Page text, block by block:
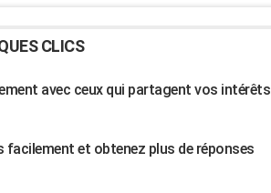
CLICS
avec ceux qui partagent vos intérêts
facilement et obtenez plus de réponses